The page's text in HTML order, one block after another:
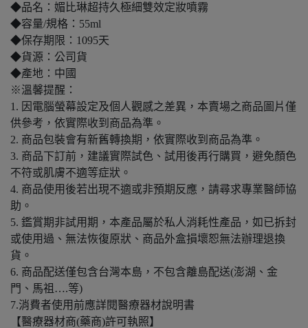
◆品名：媚比琳超持久極細雙效定妝噴霧
◆容量/規格：55ml
◆保存期限：1095天
◆貨源：公司貨
◆產地：中國
※溫馨提醒：
1. 因電腦螢幕設定及個人觀感之差異，本賣場之商品圖片僅
供參考，依實際收到商品為準。
2. 商品包裝會有新舊轉換期，依實際收到商品為準。
3. 商品下訂前，建議實際試色、試用後再行購買，避免顏色
不符或肌膚不適等症狀。
4. 商品使用後若出現不適或非預期反應，請尋求專業醫師協
助。
5. 鑑賞期非試用期，本產品屬於私人消耗性產品，如已拆封
或使用過、無法恢復原狀、商品外盒損壞恕無法辦理退換
貨。
6. 商品配送僅包含台灣本島，不包含離島配送(澎湖、金
門、馬祖….等)
7.消費者使用前應詳閱醫療器材說明書
【醫療器材商(藥商)許可執照】